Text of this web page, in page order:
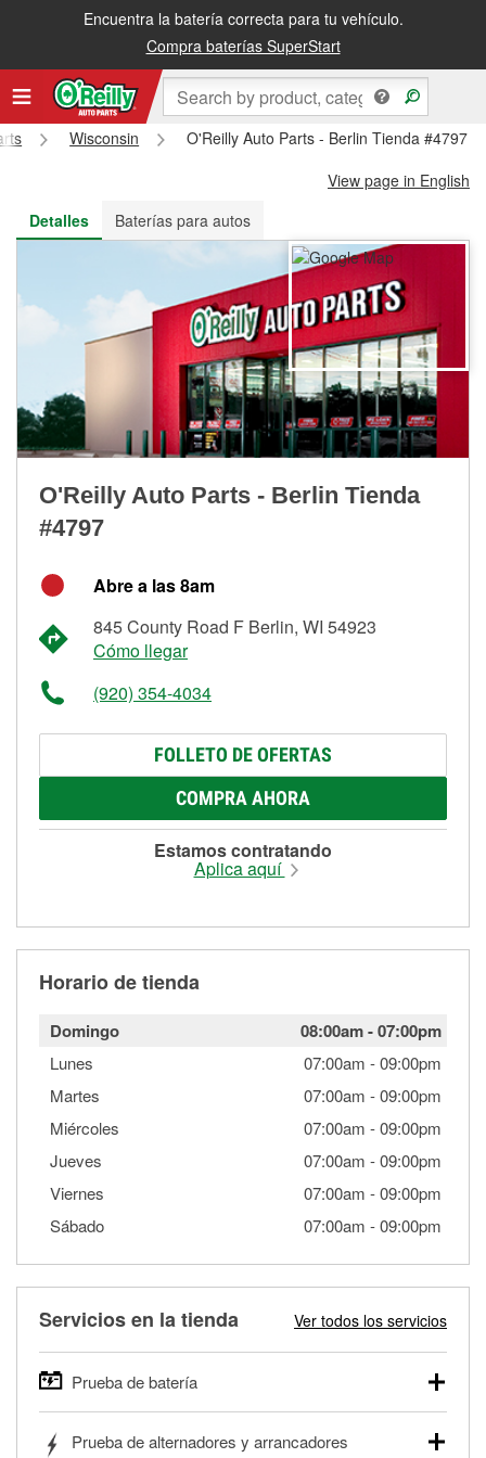
Encuentra la batería correcta para tu vehículo.
Compra baterías SuperStart
Recibe tu orden gratis al día siguiente o recógela en la tienda
Wisconsin
O'Reilly Auto Parts - Berlin Tienda #4797
View page in English
Detalles
Baterías para autos
O'Reilly Auto Parts - Berlin Tienda
#4797
Abre a las 8am
845 County Road F Berlin, WI 54923
Cómo llegar
(920) 354-4034
FOLLETO DE OFERTAS
COMPRA AHORA
Estamos contratando
Aplica aquí
Horario de tienda
Domingo 08:00am-07:00pm
Lunes 07:00am -09:00pm
Martes
07:00am -09:00pm
Miércoles
07:00am -09:00pm
Jueves
07:00am -09:00pm
Viernes
07:00am -09:00pm
Sábado
07:00am -09:00pm
Servicios en la tienda Ver todos los servicios
Prueba de batería
autos, camionetas, SUVs, vehículos comerciales y
Prueba de alternadores y arrancadores